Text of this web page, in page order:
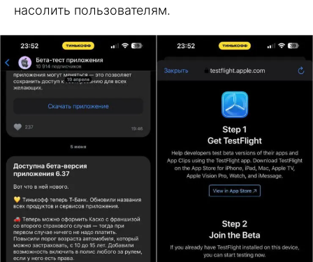
насолить пользователям.